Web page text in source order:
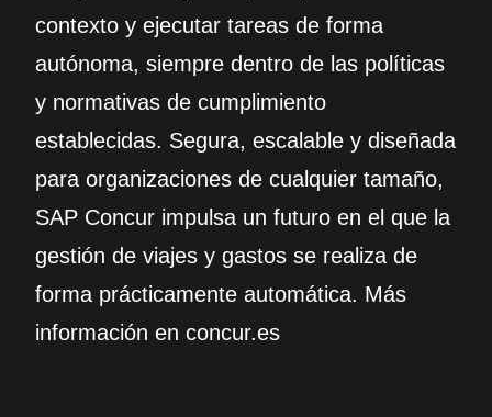
contexto y ejecutar tareas de forma
autónoma, siempre dentro de las políticas
y normativas de cumplimiento
establecidas. Segura, escalable y diseñada
para organizaciones de cualquier tamaño,
SAP Concur impulsa un futuro en el que la
gestión de viajes y gastos se realiza de
forma prácticamente automática. Más
información en concur.es